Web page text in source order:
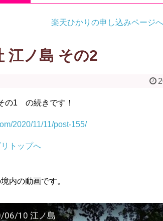
楽天ひかりの申し込みページへ
江ノ島 その2
の1 の続きです！
2020/11/11/post-155/
トップへ
内の動画です。
06/10 江ノ島